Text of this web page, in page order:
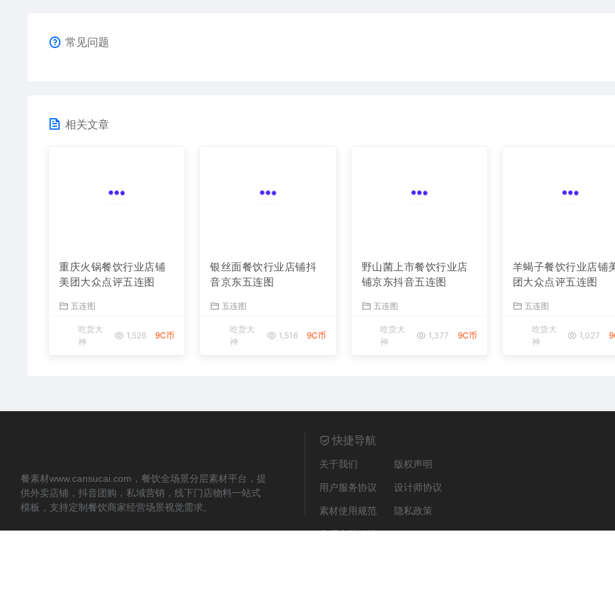
常见问题
相关文章
重庆火锅餐饮行业店铺
美团大众点评五连图
五连图
吃货大
神
1,526 9C币
银丝面餐饮行业店铺抖
音京东五连图
五连图
吃货大
神
1,516 9C币
野山菌上市餐饮行业店
铺京东抖音五连图
五连图
吃货大
神
1,377 9C币
羊蝎子餐饮行业店铺
团大众点评五连图
五连图
吃货大
神
1,027
餐素材www.cansucai.com，餐饮全场景分层素材平台，提
供外卖店铺，抖音团购，私域营销，线下门店物料一站式
模板，支持定制餐饮商家经营场景视觉需求。
快捷导航
关于我们
版权声明
用户服务协议
设计师协议
素材使用规范
隐私政策
售后支持政策